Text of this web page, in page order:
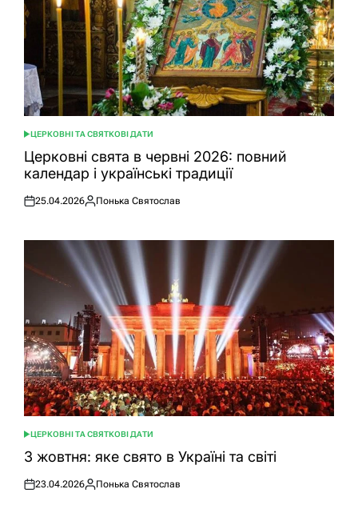
ОПУБЛІКУВАТИ
У
ЦЕРКОВНІ ТА СВЯТКОВІ ДАТИ
Церковні свята в червні 2026: повний
календар і українські традиції
Оприлюднено
25.04.2026
Опубліковано
Понька Святослав
ОПУБЛІКУВАТИ
У
ЦЕРКОВНІ ТА СВЯТКОВІ ДАТИ
3 жовтня: яке свято в Україні та світі
Оприлюднено
23.04.2026
Опубліковано
Понька Святослав